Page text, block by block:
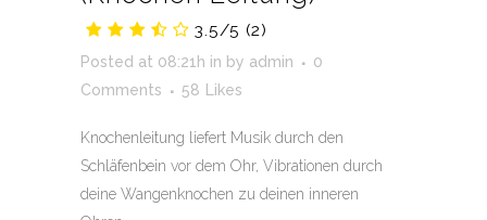
3.5/5 (2)
Posted at 08:21h in by admin
0
Comments
58 Likes
Knochenleitung liefert Musik durch den
Schläfenbein vor dem Ohr, Vibrationen durch
deine Wangenknochen zu deinen inneren